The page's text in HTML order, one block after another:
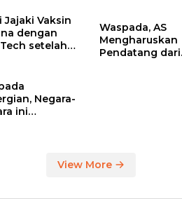
Jajaki Vaksin
dengan
setelah
Waspada, AS
Mengharuskan
Pendatang dari
Negara-
ini
View More